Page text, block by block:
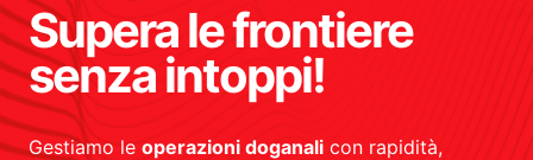
Supera le frontiere
senza intoppi!
Gestiamo le operazioni doganali con rapidità,